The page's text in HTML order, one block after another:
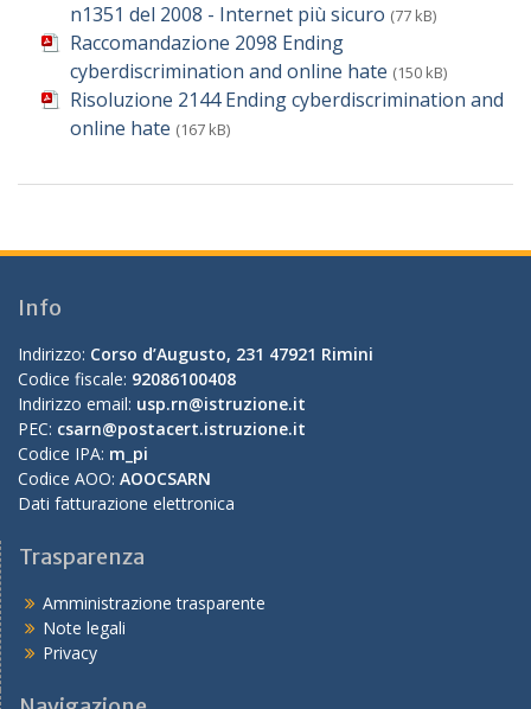
n1351 del 2008 - Internet più sicuro (77 kB)
Raccomandazione 2098 Ending
cyberdiscrimination and online hate (150 kB)
Risoluzione 2144 Ending cyberdiscrimination and
online hate (167 kB)
Info
Indirizzo: Corso d’Augusto, 231 47921 Rimini
Codice fiscale: 92086100408
Indirizzo email: usp.rn@istruzione.it
PEC: csarn@postacert.istruzione.it
Codice IPA: m_pi
Codice AOO: AOOCSARN
Dati fatturazione elettronica
Trasparenza
Amministrazione trasparente
Note legali
Privacy